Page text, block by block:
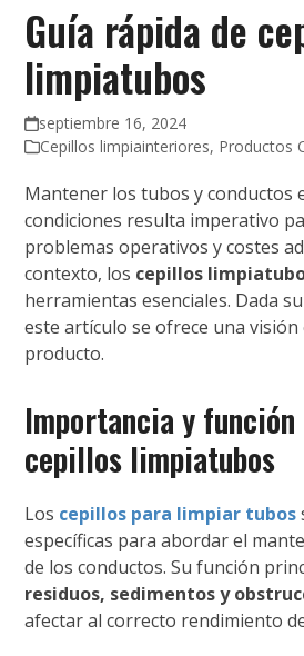
Guía rápida de
limpiatubos
septiembre 16, 2024
Cepillos limpiainteriores, Productos
Mantener los tubos y conductos
condiciones resulta imperativo
problemas operativos y costes
contexto, los cepillos
herramientas esenciales. Dada
este artículo se ofrece una visión
producto.
Importancia y
cepillos limpiatubos
Los cepillos para limpiar tubos
específicas para abordar el
de los conductos. Su función
residuos, sedimentos y
afectar al correcto rendimiento